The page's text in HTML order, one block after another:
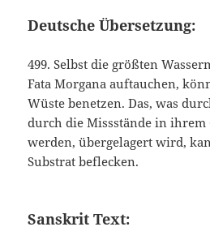
Deutsche Übersetzung:
499. Selbst die größten
Fata Morgana auftauchen,
Wüste benetzen. Das, was
durch die Missstände in ihrem
werden, übergelagert wird,
Substrat beflecken.
Sanskrit Text: